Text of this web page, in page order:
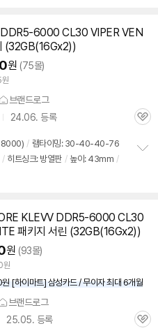
DDR5-6000 CL30 VIPER VEN
(32GB(16Gx2))
원 (75몰)
브랜드로그
24.06. 등록
관
/ 램타이밍: 30-40-40-76
/ 히트싱크: 방열판 / 높이: 43mm /
기
KLEVV DDR5-6000 CL30
패키지 서린 (32GB(16Gx2))
원 (93몰)
원
[하이마트] 삼성카드 / 무이자 최대 6개월
브랜드로그
25.05. 등록
관